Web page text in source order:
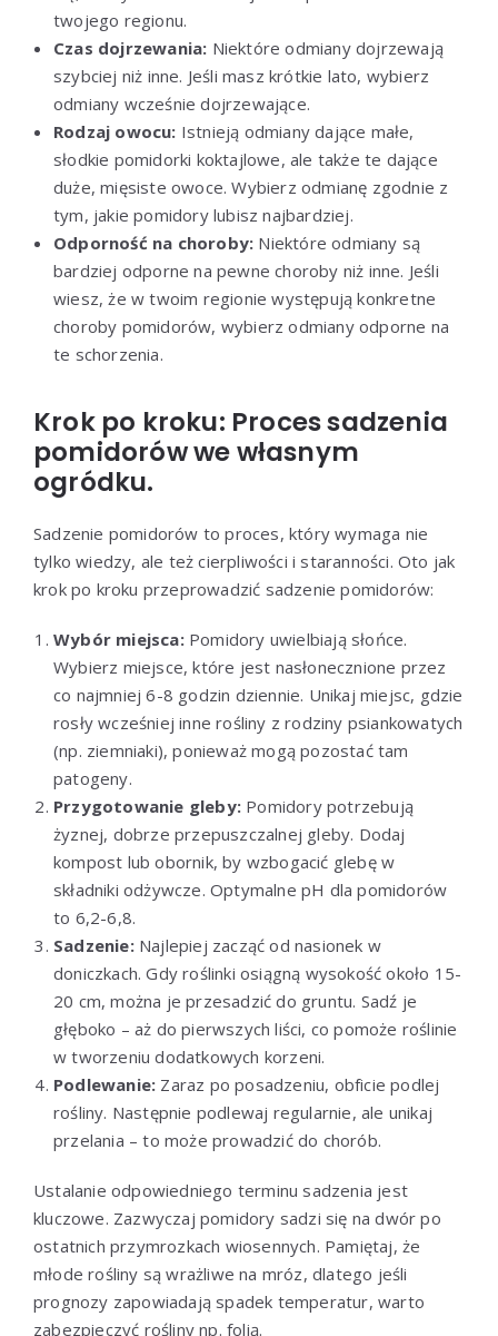
twojego regionu.
Czas dojrzewania: Niektóre odmiany dojrzewają
szybciej niż inne. Jeśli masz krótkie lato, wybierz
odmiany wcześnie dojrzewające.
Rodzaj owocu: Istnieją odmiany dające małe,
słodkie pomidorki koktajlowe, ale także te dające
duże, mięsiste owoce. Wybierz odmianę zgodnie z
tym, jakie pomidory lubisz najbardziej.
Odporność na choroby: Niektóre odmiany są
bardziej odporne na pewne choroby niż inne. Jeśli
wiesz, że w twoim regionie występują konkretne
choroby pomidorów, wybierz odmiany odporne na
te schorzenia.
Krok po kroku: Proces sadzenia
pomidorów we własnym
ogródku.
Sadzenie pomidorów to proces, który wymaga nie
tylko wiedzy, ale też cierpliwości i staranności. Oto jak
krok po kroku przeprowadzić sadzenie pomidorów:
Wybór miejsca:Pomidory uwielbiają słońce.
Wybierz miejsce, które jest nasłonecznione przez
co najmniej 6-8 godzin dziennie. Unikaj miejsc, gdzie
rosły wcześniej inne rośliny z rodziny psiankowatych
(np. ziemniaki), ponieważ mogą pozostać tam
patogeny.
Przygotowanie gleby: Pomidory potrzebują
żyznej, dobrze przepuszczalnej gleby. Dodaj
kompost lub obornik, by wzbogacić glebę w
składniki odżywcze. Optymalne pH dla pomidorów
to 6,2-6,8.
Sadzenie:Najlepiej zacząć od nasionek w
doniczkach. Gdy roślinki osiągną wysokość około 15-
20 cm, można je przesadzić do gruntu. Sadź je
głęboko – aż do pierwszych liści, co pomoże roślinie
w tworzeniu dodatkowych korzeni.
Podlewanie: Zaraz po posadzeniu, obficie podlej
rośliny. Następnie podlewaj regularnie, ale unikaj
przelania – to może prowadzić do chorób.
Ustalanie odpowiedniego terminu sadzenia jest
kluczowe. Zazwyczaj pomidory sadzi się na dwór po
ostatnich przymrozkach wiosennych. Pamiętaj, że
młode rośliny są wrażliwe na mróz, dlatego jeśli
prognozy zapowiadają spadek temperatur, warto
zabezpieczyć rośliny np. folią.